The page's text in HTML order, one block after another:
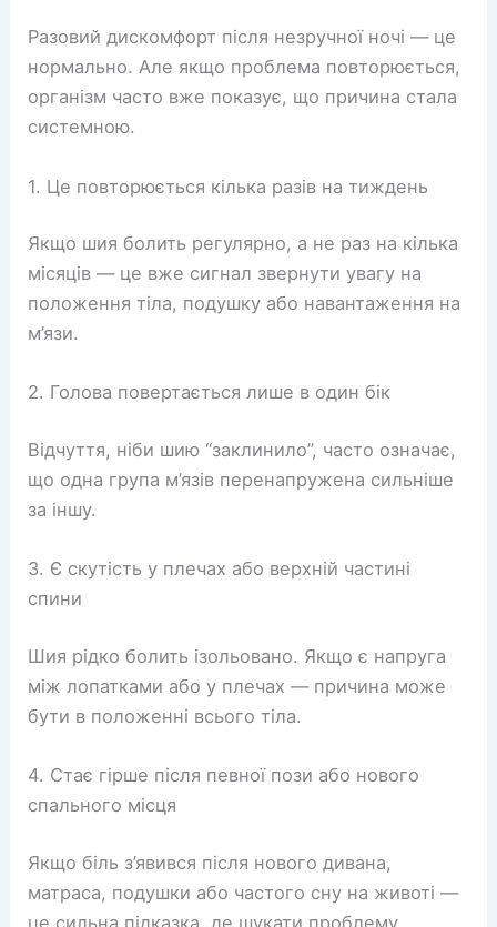
Разовий дискомфорт після незручної ночі — це
нормально. Але якщо проблема повторюється,
організм часто вже показує, що причина стала
системною.
1. Це повторюється кілька разів на тиждень
Якщо шия болить регулярно, а не раз на кілька
місяців — це вже сигнал звернути увагу на
положення тіла, подушку або навантаження на
м’язи.
2. Голова повертається лише в один бік
Відчуття, ніби шию “заклинило”, часто означає,
що одна група м’язів перенапружена сильніше
за іншу.
3. Є скутість у плечах або верхній частині
спини
Шия рідко болить ізольовано. Якщо є напруга
між лопатками або у плечах — причина може
бути в положенні всього тіла.
4. Стає гірше після певної пози або нового
спального місця
Якщо біль з’явився після нового дивана,
матраса, подушки або частого сну на животі —
це сильна підказка, де шукати проблему.